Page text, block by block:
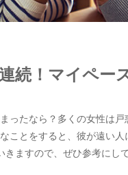
続！マイペー
ったなら？多くの女性は
ことをすると、彼が遠い
きますので、ぜひ参考にし